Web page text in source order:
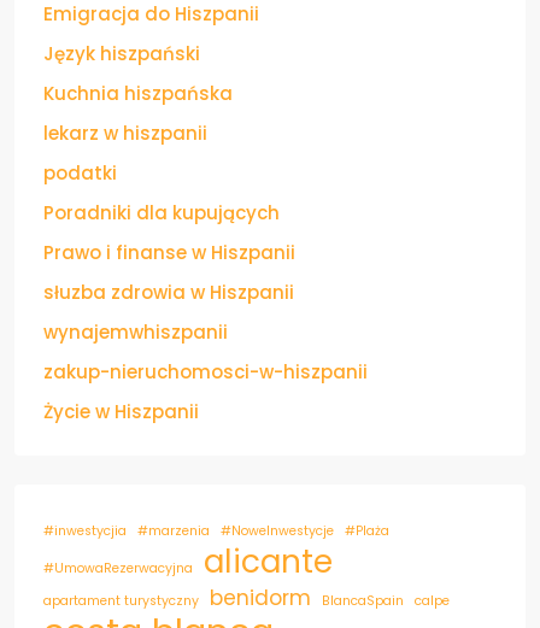
Emigracja do Hiszpanii
Język hiszpański
Kuchnia hiszpańska
lekarz w hiszpanii
podatki
Poradniki dla kupujących
Prawo i finanse w Hiszpanii
słuzba zdrowia w Hiszpanii
wynajemwhiszpanii
zakup-nieruchomosci-w-hiszpanii
Życie w Hiszpanii
#inwestycjia #marzenia #NoweInwestycje #Plaża
#UmowaRezerwacyjna alicante
apartament turystyczny benidorm BlancaSpain calpe